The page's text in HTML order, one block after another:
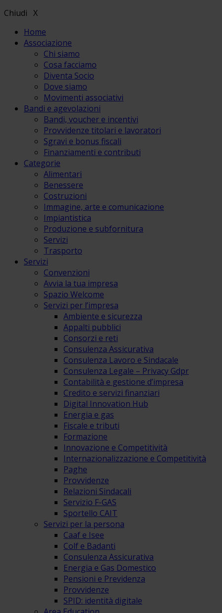
Chiudi X
Home
Associazione
Chi siamo
Cosa facciamo
Diventa Socio
Dove siamo
Movimenti associativi
Bandi e agevolazioni
Bandi, voucher e incentivi
Provvidenze titolari e lavoratori
Sgravi e bonus fiscali
Finanziamenti e contributi
Categorie
Alimentari
Benessere
Costruzioni
Immagine, arte e comunicazione
Impiantistica
Produzione e subfornitura
Servizi
Trasporto
Servizi
Convenzioni
Avvia la tua impresa
Spazio Welcome
Servizi per l’impresa
Ambiente e sicurezza
Appalti pubblici
Consorzi e reti
Consulenza Assicurativa
Consulenza Lavoro e Sindacale
Consulenza Legale – Privacy Gdpr
Contabilità e gestione d’impresa
Credito e servizi finanziari
Digital Innovation Hub
Energia e gas
Fiscale e tributi
Formazione
Innovazione e Competitività
Internazionalizzazione e Competitività
Paghe
Provvidenze
Relazioni Sindacali
Servizio F-GAS
Sportello CAIT
Servizi per la persona
Caaf e Isee
Colf e Badanti
Consulenza Assicurativa
Energia e Gas Domestico
Pensioni e Previdenza
Provvidenze
SPID: identità digitale